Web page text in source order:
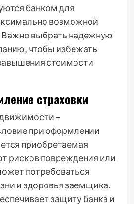
банком для
возможной
Важно выбрать надежную
чтобы избежать
стоимости
страховки
–
при оформлении
приобретаемая
рисков повреждения или
потребоваться
и здоровья заемщика․
защиту банка и